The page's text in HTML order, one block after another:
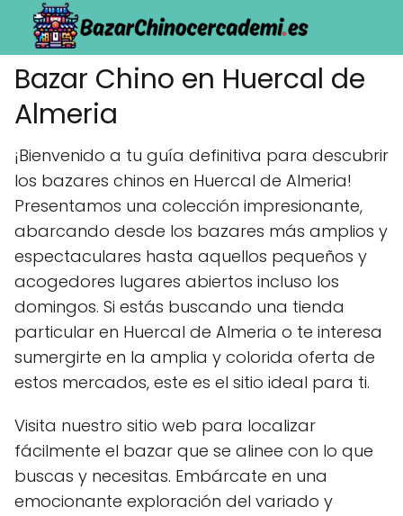
Bazar Chino en Huercal de
Almeria
¡Bienvenido a tu guía definitiva para descubrir
los bazares chinos en Huercal de Almeria!
Presentamos una colección impresionante,
abarcando desde los bazares más amplios y
espectaculares hasta aquellos pequeños y
acogedores lugares abiertos incluso los
domingos. Si estás buscando una tienda
particular en Huercal de Almeria o te interesa
sumergirte en la amplia y colorida oferta de
estos mercados, este es el sitio ideal para ti.
Visita nuestro sitio web para localizar
fácilmente el bazar que se alinee con lo que
buscas y necesitas. Embárcate en una
emocionante exploración del variado y